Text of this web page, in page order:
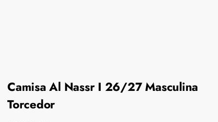
Camisa Al Nassr I 26/27 Masculina
Torcedor